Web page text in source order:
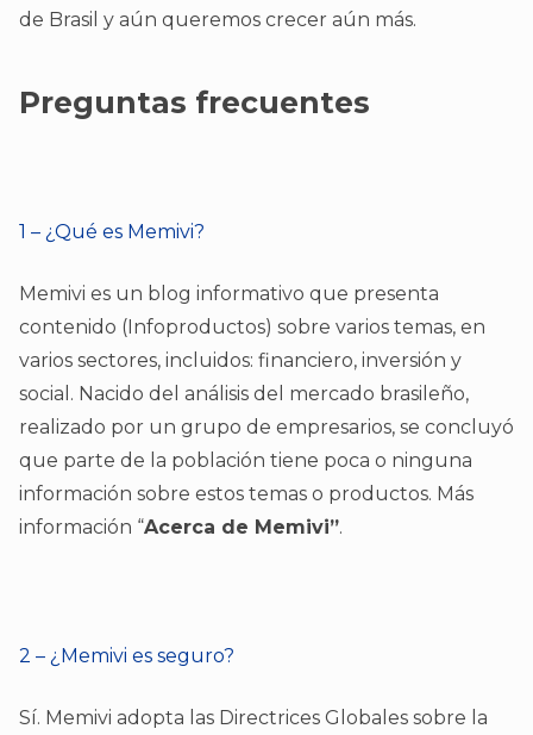
de Brasil y aún queremos crecer aún más.
Preguntas frecuentes
1 – ¿Qué es Memivi?
Memivi es un blog informativo que presenta
contenido (Infoproductos) sobre varios temas, en
varios sectores, incluidos: financiero, inversión y
social. Nacido del análisis del mercado brasileño,
realizado por un grupo de empresarios, se concluyó
que parte de la población tiene poca o ninguna
información sobre estos temas o productos. Más
información “Acerca de Memivi”.
2 – ¿Memivi es seguro?
Sí. Memivi adopta las Directrices Globales sobre la